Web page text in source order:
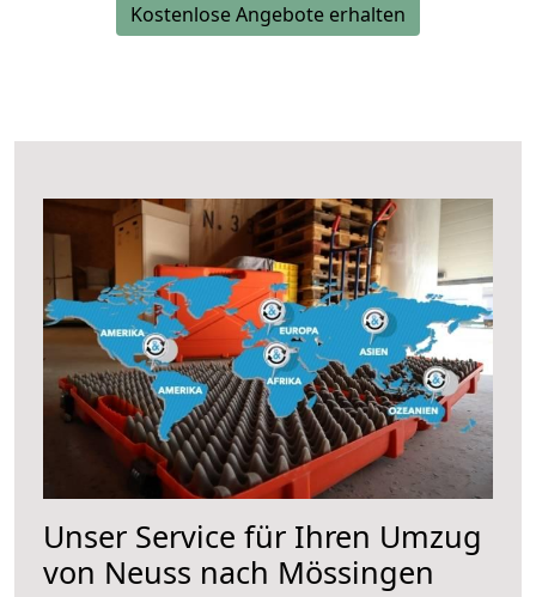
Kostenlose Angebote erhalten
Unser Service für Ihren Umzug
von Neuss nach Mössingen